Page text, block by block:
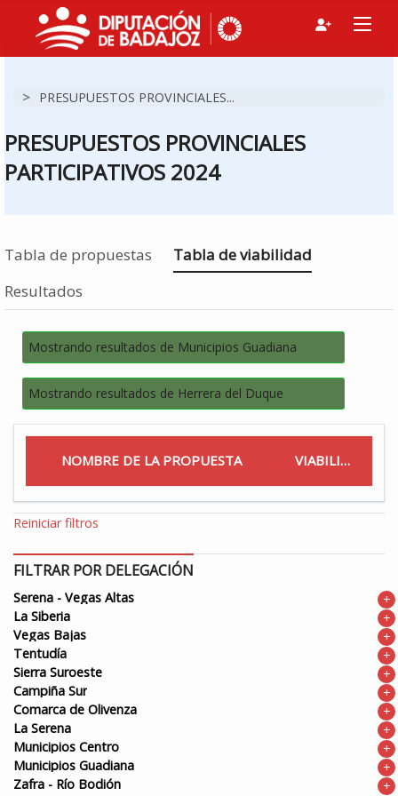
> PRESUPUESTOS PROVINCIALES...
PRESUPUESTOS PROVINCIALES
PARTICIPATIVOS 2024
Tabla de propuestas Estás en
Tabla de viabilidad
Resultados
Mostrando resultados de Municipios Guadiana
Mostrando resultados de Herrera del Duque
NOMBRE DE LA PROPUESTA VIABILIDAD
Reiniciar filtros
FILTRAR POR DELEGACIÓN